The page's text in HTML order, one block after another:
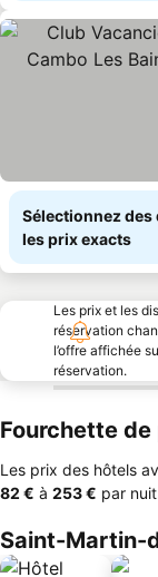
Sélectionnez
les prix exacts
Les prix et les
réservation
l’offre affichée
réservation.
Fourchette de
Les prix des hôtels
‎82 € à ‎253 € par
Saint-Martin-